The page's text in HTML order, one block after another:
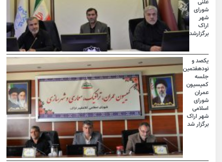
علنی
شورای
شهر
اراک
برگزارشد
یکصد و
نودهفتمین
جلسه
کمیسیون
عمران
شورای
اسلامی
شهر اراک
برگزار شد